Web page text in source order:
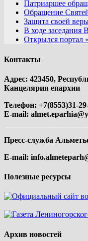
Патриаршее
Обращение
Защита своей
В ходе заседания
Открылся портал
Контакты
Адрес: 423450,
Канцелярия епархии
Телефон: +7(8553)31-
E-mail:
Пресс-служба
E-mail:
Полезные ресурсы
Архив новостей